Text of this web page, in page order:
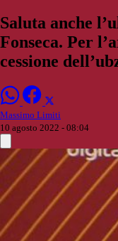
Saluta anche
Fonseca. Per
cessione
Massimo Limiti
10 agosto 2022 - 08:04